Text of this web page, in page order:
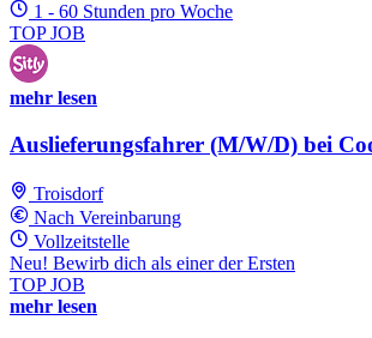
1 - 60 Stunden pro Woche
TOP JOB
mehr lesen
Auslieferungsfahrer (M/W/D) bei
Troisdorf
Nach Vereinbarung
Vollzeitstelle
Neu! Bewirb dich als einer der Ersten
TOP JOB
mehr lesen